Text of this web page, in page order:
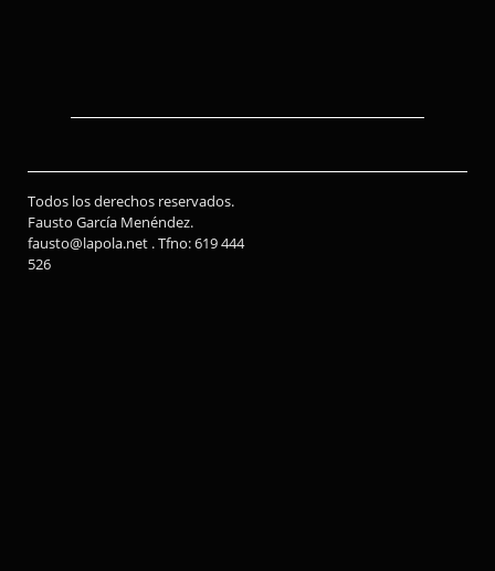
Todos los derechos reservados.
Fausto García Menéndez.
fausto@lapola.net . Tfno: 619 444
526